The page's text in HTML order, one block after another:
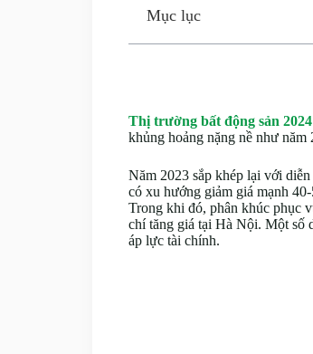
Mục lục
Thị trường bất động sản 2024
khủng hoảng nặng nề như năm
Năm 2023 sắp khép lại với
có xu hướng giảm giá mạnh
Trong khi đó, phân khúc phục
chí tăng giá tại Hà Nội. Một số
áp lực tài chính.